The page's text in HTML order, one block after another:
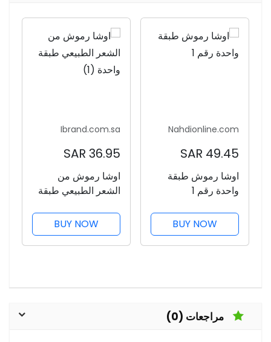
Nahdionline.com
49.45 SAR
اوشا رموش طبقة
واحدة رقم 1
BUY NOW
Ibrand.com.sa
36.95 SAR
اوشا رموش من
الشعر الطبيعي طبقة
BUY NOW
مراجعات (0)